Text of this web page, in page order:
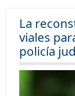
La
viales
policía